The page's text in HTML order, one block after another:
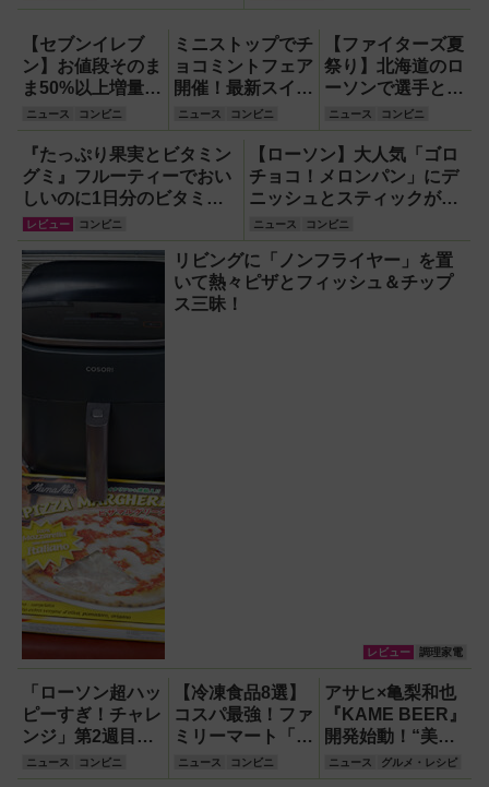
【セブンイレブ
ン】お値段そのま
ま50%以上増量キ
ャンペーンは5月
12日から開幕！
【創業感謝祭・感
謝盛り】
ニュース コンビニ
ミニストップでチ
ョコミントフェア
開催！最新スイー
ツ『しあわせクレ
ープ チョコミン
ト』など5品
ニュース コンビニ
【ファイターズ夏
祭り】北海道のロ
ーソンで選手とコ
ラボ商品発売！
「伊藤投手の海鮮
チゲラーメン」や
「ブルーサイダ
ー」ほか
ニュース コンビニ
『たっぷり果実とビタミン
グミ』フルーティーでおい
しいのに1日分のビタミン
もとれるって!?【食べてみ
た】
レビュー コンビニ
【ローソン】大人気「ゴロ
チョコ！メロンパン」にデ
ニッシュとスティックが登
場！新作スイーツ・よくば
りセットほか
ニュース コンビニ
リビングに「ノンフライヤー」を置
いて熱々ピザとフィッシュ＆チップ
ス三昧！
レビュー 調理家電
「ローソン超ハッ
ピーすぎ！チャレ
ンジ」第2週目は
6月8・9日発売！
スイーツ『盛りす
ニュース コンビニ
【冷凍食品8選】
コスパ最強！ファ
ミリーマート「フ
ァミマル」の冷凍
主食は1食200円
ニュース コンビニ
アサヒ×亀梨和也
『KAME BEER』
開発始動！“美し
いビール”が2026
年夏に登場予定
ニュース グルメ・レシピ